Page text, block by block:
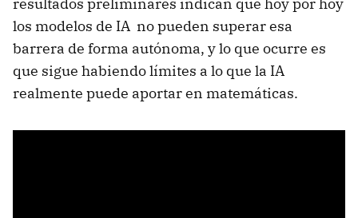
los modelos de IA no pueden superar esa
barrera de forma autónoma, y lo que ocurre es
que sigue habiendo límites a lo que la IA
realmente puede aportar en matemáticas.